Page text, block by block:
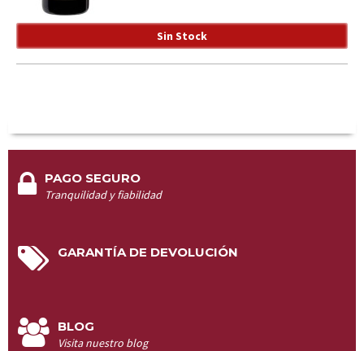
Sin Stock
PAGO SEGURO
Tranquilidad y fiabilidad
GARANTÍA DE DEVOLUCIÓN
BLOG
Visita nuestro blog